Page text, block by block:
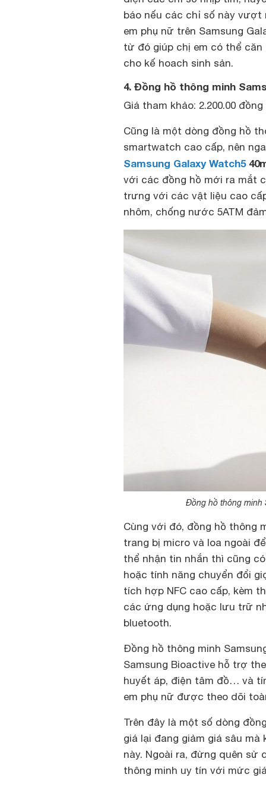
báo nếu các chỉ số này
em phụ nữ trên Samsung
từ đó giúp chị em có thể
cho kế hoach sinh sản.
4. Đồng hồ thông minh
Giá tham khảo: 2.200.00 đồng
Cũng là một dòng đồng hồ
smartwatch cao cấp, nên
Samsung Galaxy Watch5
với các đồng hồ mới ra mắt
trưng với các vật liệu cao
nhôm, chống nước 5ATM
Đồng hồ thông minh
Cùng với đó, đồng hồ thông
trang bị micro và loa ngoài
thể nhận tin nhắn thì cũng
hoặc tính năng chuyển đổi
tích hợp NFC cao cấp, kèm
các ứng dụng hoặc lưu trữ
bluetooth.
Đồng hồ thông minh
Samsung Bioactive hỗ trợ
huyết áp, điện tâm đồ… và
em phụ nữ được theo dõi
Trên đây là một số dòng
giá lại đang giảm giá sâu mà
này. Ngoài ra, đừng quên sử
thông minh uy tín với mức